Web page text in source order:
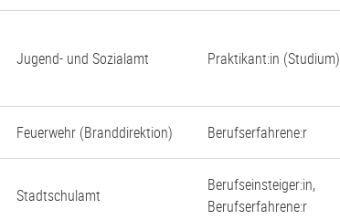
Jugend- und Sozialamt Praktikant:in (Studium)
Feuerwehr (Branddirektion) Berufserfahrene:r
Stadtschulamt
Berufseinsteiger:in,
Berufserfahrene:r